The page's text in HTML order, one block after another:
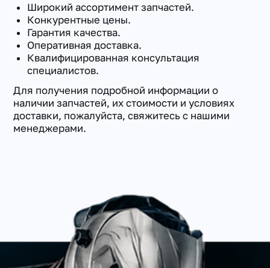
Широкий ассортимент запчастей.
Конкурентные цены.
Гарантия качества.
Оперативная доставка.
Квалифицированная консультация
специалистов.
Для получения подробной информации о
наличии запчастей, их стоимости и условиях
доставки, пожалуйста, свяжитесь с нашими
менеджерами.